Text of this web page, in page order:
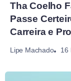
Tha Coelho
Passe
Carreira e
Lipe Machado 16